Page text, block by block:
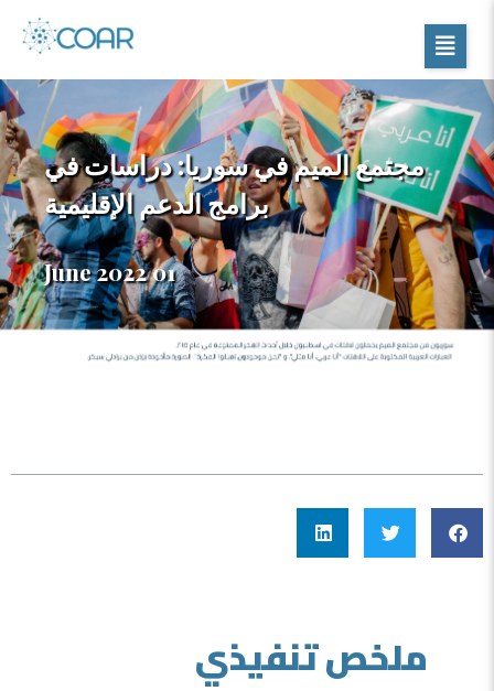
مجتمع الميم في سوريا: دراسات في
برامج الدعم الإقليمية
01 June 2022
ملخص تنفيذي